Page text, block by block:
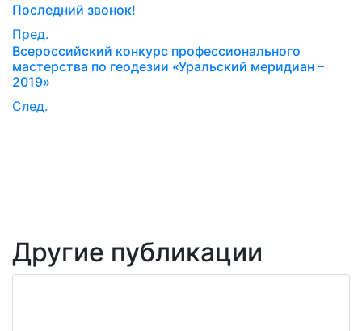
Последний звонок!
Пред.
Всероссийский конкурс профессионального
мастерства по геодезии «Уральский меридиан –
2019»
След.
Другие публикации